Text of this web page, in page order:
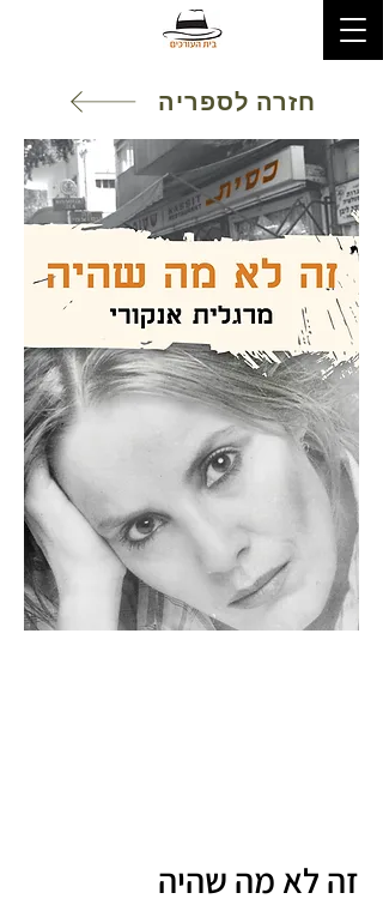
חזרה לספריה
זה לא מה שהיה